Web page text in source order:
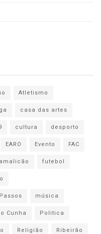
Atletismo
casa das artes
cultura
desporto
EARO Evento
FAC
futebol
música
Cunha
Politica
Religião
Ribeirão